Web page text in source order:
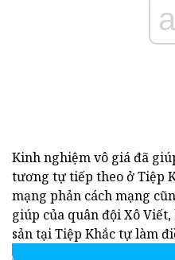
Kinh nghiệm vô giá đã
tương tự tiếp theo ở Tiệp
mạng phản cách mạng
giúp của quân đội Xô
sản tại Tiệp Khắc tự làm